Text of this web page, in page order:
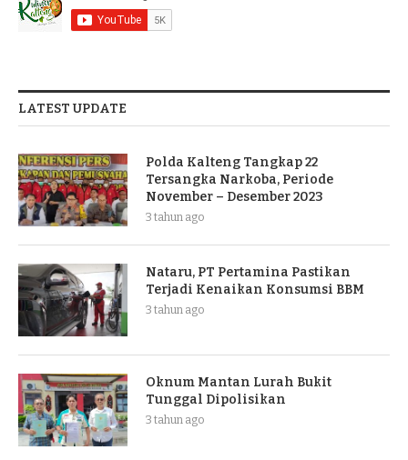
LATEST UPDATE
Polda Kalteng Tangkap 22
Tersangka Narkoba, Periode
November – Desember 2023
3 tahun ago
Nataru, PT Pertamina Pastikan
Terjadi Kenaikan Konsumsi BBM
3 tahun ago
Oknum Mantan Lurah Bukit
Tunggal Dipolisikan
3 tahun ago